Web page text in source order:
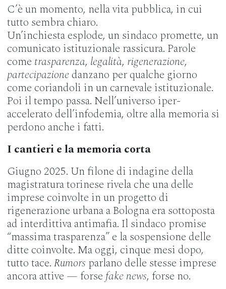
C’è un momento, nella vita pubblica, in cui
tutto sembra chiaro.
Un’inchiesta esplode, un sindaco promette, un
comunicato istituzionale rassicura. Parole
come trasparenza, legalità, rigenerazione,
partecipazionedanzano per qualche giorno
come coriandoli in un carnevale istituzionale.
Poi il tempo passa. Nell’universo iper-
accelerato dell’infodemia, oltre alla memoria si
perdono anche i fatti.
I cantieri e la memoria corta
Giugno 2025. Un filone di indagine della
magistratura torinese rivela che una delle
imprese coinvolte in un progetto di
rigenerazione urbana a Bologna era sottoposta
ad interdittiva antimafia. Il sindaco promise
“massima trasparenza” e la sospensione delle
ditte coinvolte. Ma oggi, cinque mesi dopo,
tutto tace.Rumors parlano delle stesse imprese
ancora attive — forse fake news, forse no.